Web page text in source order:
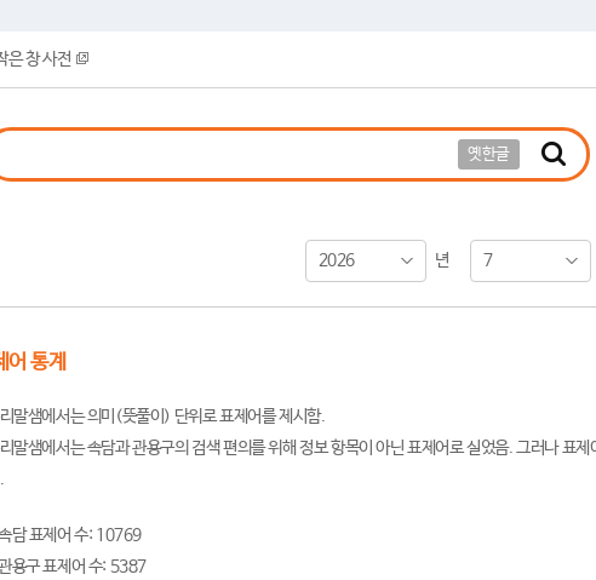
은 창 사전
옛한글
2026 년 7
어 통계
말샘에서는 의미(뜻풀이) 단위로 표제어를 제시함.
말샘에서는 속담과 관용구의 검색 편의를 위해 정보 항목이 아닌 표제어로 실었음. 그러나 표제
담 표제어 수: 10769
용구 표제어 수: 5387